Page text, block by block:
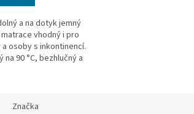
a na dotyk jemný
vhodný i pro
osoby s inkontinencí.
na 90 °C, bezhlučný a
Značka